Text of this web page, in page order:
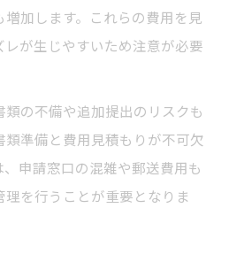
加します。これらの費用を見
が生じやすいため注意が必要
の不備や追加提出のリスクも
準備と費用見積もりが不可欠
申請窓口の混雑や郵送費用も
を行うことが重要となりま